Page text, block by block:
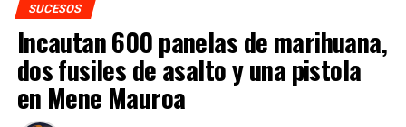
SUCESOS
Incautan 600 panelas de marihuana,
dos fusiles de asalto y una pistola
en Mene Mauroa